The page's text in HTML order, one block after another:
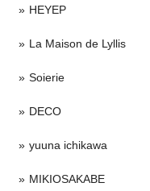
HEYEP
La Maison de Lyllis
Soierie
DECO
yuuna ichikawa
MIKIOSAKABE